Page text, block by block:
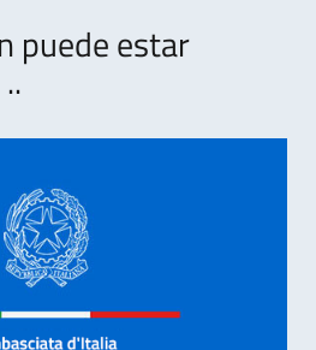
puede estar